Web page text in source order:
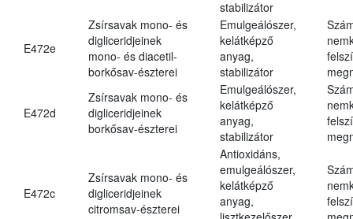
stabilizátor
E472e
Zsírsavak mono- és
digliceridjeinek
mono- és diacetil-
borkősav-észterei
Emulgeálószer,
kelátképző
anyag,
stabilizátor
E472d
Zsírsavak mono- és
digliceridjeinek
borkősav-észterei
Emulgeálószer,
kelátképző
anyag,
stabilizátor
E472c
Zsírsavak mono- és
digliceridjeinek
citromsav-észterei
Antioxidáns,
emulgeálószer,
kelátképző
anyag,